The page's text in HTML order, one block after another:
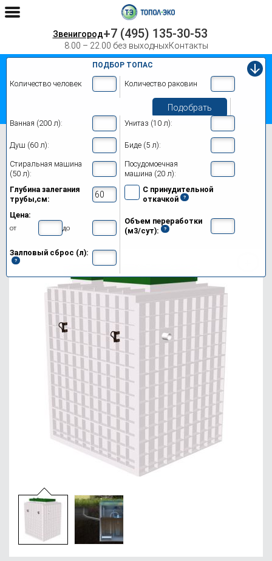
Звенигород+7 (495) 135-30-53
8.00 – 22.00 без выходныхКонтакты
ПОДБОР ТОПАС
Количество человек Количество раковин
Подобрать
Ванная (200 л): Унитаз (10 л):
Душ (60 л): Биде (5 л):
Стиральная машина
(50 л):
Посудомоечная
машина (20 л):
Глубина залегания
трубы,см:
С принудительной
откачкой
Цена:
от до
Объем переработки
(м3/сут):
Залповый сброс (л):
Септик Топас 40 в Звенигороде
Модификации
Цены на монтаж
Обслуживание